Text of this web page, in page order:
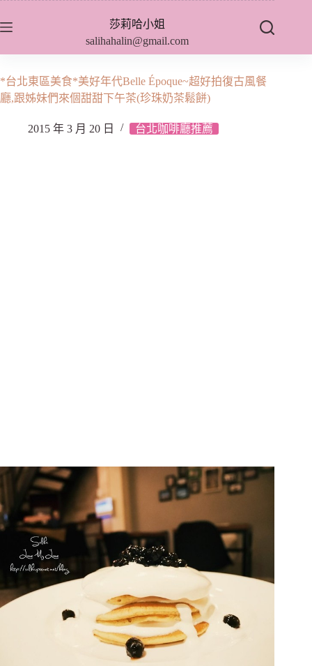
至
內
容
莎莉哈小姐
salihahalin@gmail.com
*台北東區美食*美好年代Belle Époque~超好拍復古風餐
廳,跟姊妹們來個甜甜下午茶(珍珠奶茶鬆餅)
2015 年 3 月 20 日 台北咖啡廳推薦